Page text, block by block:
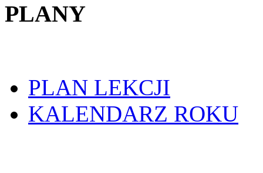
PLANY
PLAN LEKCJI
KALENDARZ ROKU